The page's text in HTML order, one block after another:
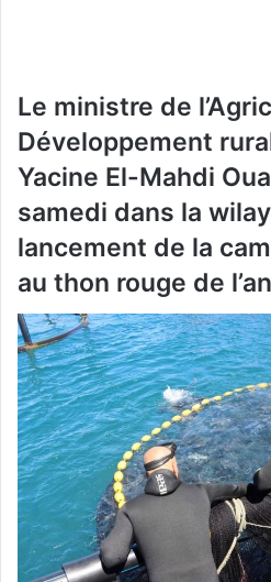
Le ministre de
Développement
Yacine El-Mahdi
samedi dans la
lancement de la
au thon rouge de